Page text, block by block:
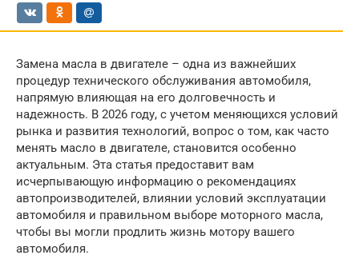
Замена масла в двигателе – одна из важнейших
процедур технического обслуживания автомобиля,
напрямую влияющая на его долговечность и
надежность. В 2026 году, с учетом меняющихся условий
рынка и развития технологий, вопрос о том, как часто
менять масло в двигателе, становится особенно
актуальным. Эта статья предоставит вам
исчерпывающую информацию о рекомендациях
автопроизводителей, влиянии условий эксплуатации
автомобиля и правильном выборе моторного масла,
чтобы вы могли продлить жизнь мотору вашего
автомобиля.